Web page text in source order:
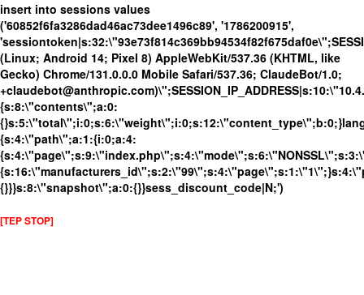
insert into sessions values
('60852f6fa3286dad46ac73dee1496c89', '1786200915',
(Linux; Android 14; Pixel 8) AppleWebKit/537.36 (KHTML, like
Gecko) Chrome/131.0.0.0 Mobile Safari/537.36; ClaudeBot/1.0;
{s:8:\"contents\";a:0:
{s:4:\"path\";a:1:{i:0;a:4:
{}}}s:8:\"snapshot\";a:0:{}}sess_discount_code|N;')
[TEP STOP]